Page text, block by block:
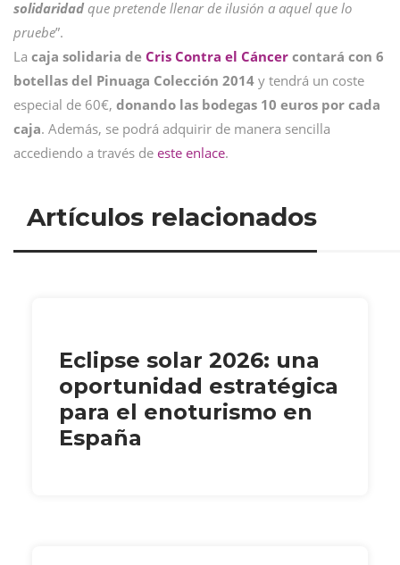
solidaridadque pretende llenar de ilusión a aquel que lo
pruebe”.
La caja solidaria de Cris Contra el Cáncer contará con 6
botellas del Pinuaga Colección 2014 y tendrá un coste
especial de 60€, donando las bodegas 10 euros por cada
caja. Además, se podrá adquirir de manera sencilla
accediendo a través de este enlace.
Artículos relacionados
Eclipse solar 2026: una
oportunidad estratégica
para el enoturismo en
España